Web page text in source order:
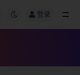
登录